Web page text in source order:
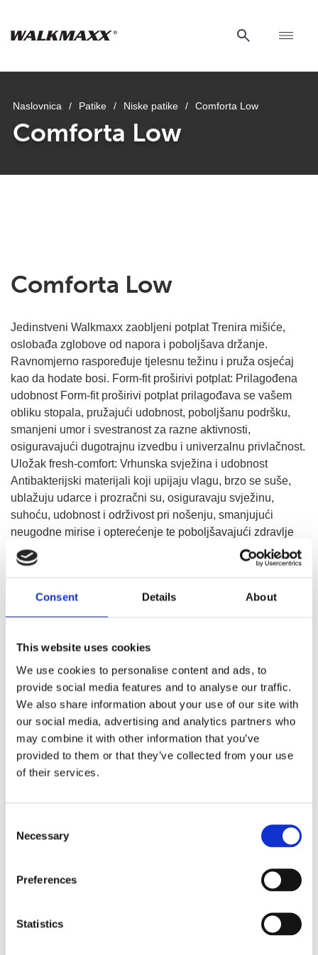
Consent Details About
This website uses cookies
We use cookies to personalise content and ads, to
provide social media features and to analyse our traffic.
We also share information about your use of our site with
our social media, advertising and analytics partners who
may combine it with other information that you’ve
provided to them or that they’ve collected from your use
of their services.
Selection
Necessary
Preferences
Statistics
Naslovnica / Patike / Niske patike / Comforta Low
Comforta Low
Comforta Low
Jedinstveni Walkmaxx zaobljeni potplat Trenira mišiće,
oslobađa zglobove od napora i poboljšava držanje.
Ravnomjerno raspoređuje tjelesnu težinu i pruža osjećaj
kao da hodate bosi. Form-fit proširivi potplat: Prilagođena
udobnost Form-fit proširivi potplat prilagođava se vašem
obliku stopala, pružajući udobnost, poboljšanu podršku,
smanjeni umor i svestranost za razne aktivnosti,
osiguravajući dugotrajnu izvedbu i univerzalnu privlačnost.
Uložak fresh-comfort: Vrhunska svježina i udobnost
Antibakterijski materijali koji upijaju vlagu, brzo se suše,
ublažuju udarce i prozračni su, osiguravaju svježinu,
suhoću, udobnost i održivost pri nošenju, smanjujući
neugodne mirise i opterećenje te poboljšavajući zdravlje
stopala.
IZABERITE VELIČINU
Flexify